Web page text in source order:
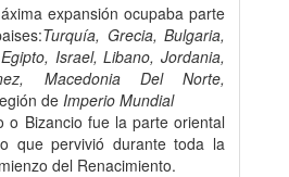
expansión ocupaba parte
Turquía, Grecia, Bulgaria,
Israel, Libano, Jordania,
Macedonia Del Norte,
de Imperio Mundial
o Bizancio fue la parte oriental
que pervivió durante toda la
del Renacimiento.